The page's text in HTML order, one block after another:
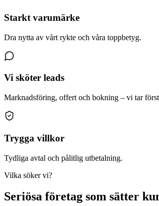
Starkt varumärke
Dra nytta av vårt rykte och våra toppbetyg.
Vi sköter leads
Marknadsföring, offert och bokning – vi tar
Trygga villkor
Tydliga avtal och pålitlig utbetalning.
Vilka söker vi?
Seriösa företag som sätter